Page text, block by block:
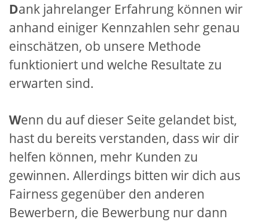
Dank jahrelanger Erfahrung können wir
anhand einiger Kennzahlen sehr genau
einschätzen, ob unsere Methode
funktioniert und welche Resultate zu
erwarten sind.
Wenn du auf dieser Seite gelandet bist,
hast du bereits verstanden, dass wir dir
helfen können, mehr Kunden zu
gewinnen. Allerdings bitten wir dich aus
Fairness gegenüber den anderen
Bewerbern, die Bewerbung nur dann